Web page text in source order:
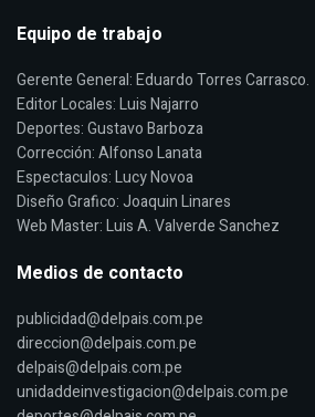
Equipo de trabajo
Gerente General: Eduardo Torres Carrasco.
Editor Locales: Luis Najarro
Deportes: Gustavo Barboza
Corrección: Alfonso Lanata
Espectaculos: Lucy Novoa
Diseño Grafico: Joaquin Linares
Web Master: Luis A. Valverde Sanchez
Medios de contacto
publicidad@delpais.com.pe
direccion@delpais.com.pe
delpais@delpais.com.pe
unidaddeinvestigacion@delpais.com.pe